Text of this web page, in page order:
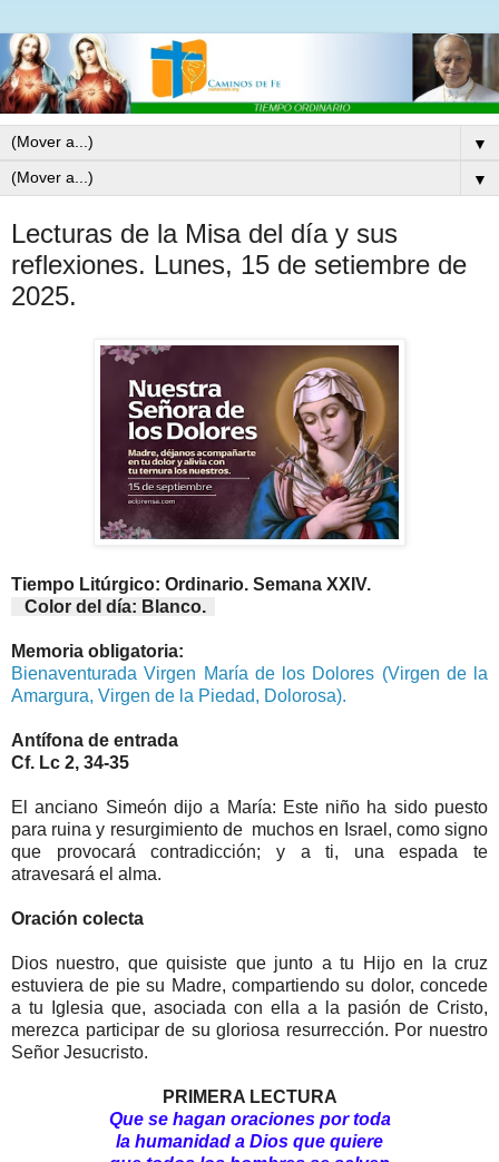
▼
▼
Lecturas de la Misa del día y sus
reflexiones. Lunes, 15 de setiembre de
2025.
Tiempo Litúrgico: Ordinario. Semana XXIV.
Color del día: Blanco.
Memoria obligatoria:
Bienaventurada Virgen María de los Dolores (Virgen de la
Amargura, Virgen de la Piedad, Dolorosa).
Antífona de entrada
Cf. Lc 2, 34-35
El anciano Simeón dijo a María: Este niño ha sido puesto
para ruina y resurgimiento de muchos en Israel, como signo
que provocará contradicción; y a ti, una espada te
atravesará el alma.
Oración colecta
Dios nuestro, que quisiste que junto a tu Hijo en la cruz
estuviera de pie su Madre, compartiendo su dolor, concede
a tu Iglesia que, asociada con ella a la pasión de Cristo,
merezca participar de su gloriosa resurrección. Por nuestro
Señor Jesucristo.
PRIMERA LECTURA
Que se hagan oraciones por toda
la humanidad a Dios que quiere